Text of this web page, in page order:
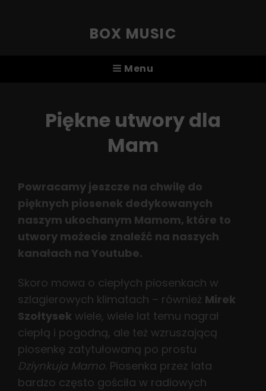
BOX MUSIC
Menu
Piękne utwory dla
Mam
Powracamy jeszcze na chwilę do
pięknych piosenek dedykowanych
naszym ukochanym Mamom, które to
utwory możecie znaleźć na naszych
kanałach na Youtube.
Skoro mowa o ciepłych piosenkach w
szlagierowych klimatach – również Mirek
Szołtysek wiele, wiele lat temu nagrał
ciepłą i pogodną, ale też wzruszającą
piosenkę zatytułowaną po prostu
Dziynkuja Mamo. Piosenka przez lata
bardzo często gościła w radiowych